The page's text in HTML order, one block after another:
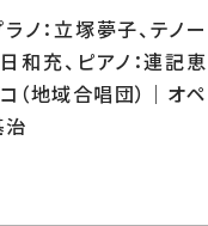
ノ：立塚夢子、テノー
和充、ピアノ：連記恵
（地域合唱団）｜オペ
治